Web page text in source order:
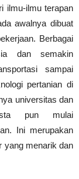
ilmu-ilmu terapan
awalnya dibuat
Berbagai
dan semakin
sampai
pertanian di
universitas dan
pun mulai
Ini merupakan
yang menarik dan